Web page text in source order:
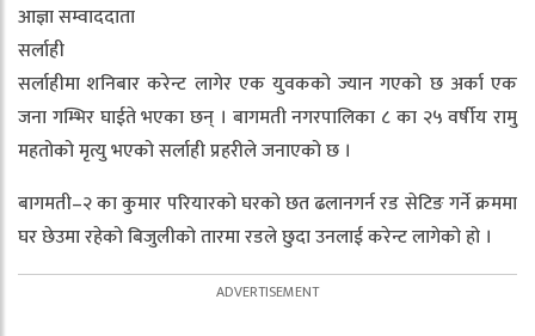
आज्ञा सम्वाददाता
सर्लाही
सर्लाहीमा शनिबार करेन्ट लागेर एक युवकको ज्यान गएको छ अर्का एक
जना गम्भिर घाईते भएका छन् । बागमती नगरपालिका ८ का २५ वर्षीय रामु
महतोको मृत्यु भएको सर्लाही प्रहरीले जनाएको छ ।
बागमती–२ का कुमार परियारको घरको छत ढलानगर्न रड सेटिङ गर्ने क्रममा
घर छेउमा रहेको बिजुलीको तारमा रडले छुदा उनलाई करेन्ट लागेको हो ।